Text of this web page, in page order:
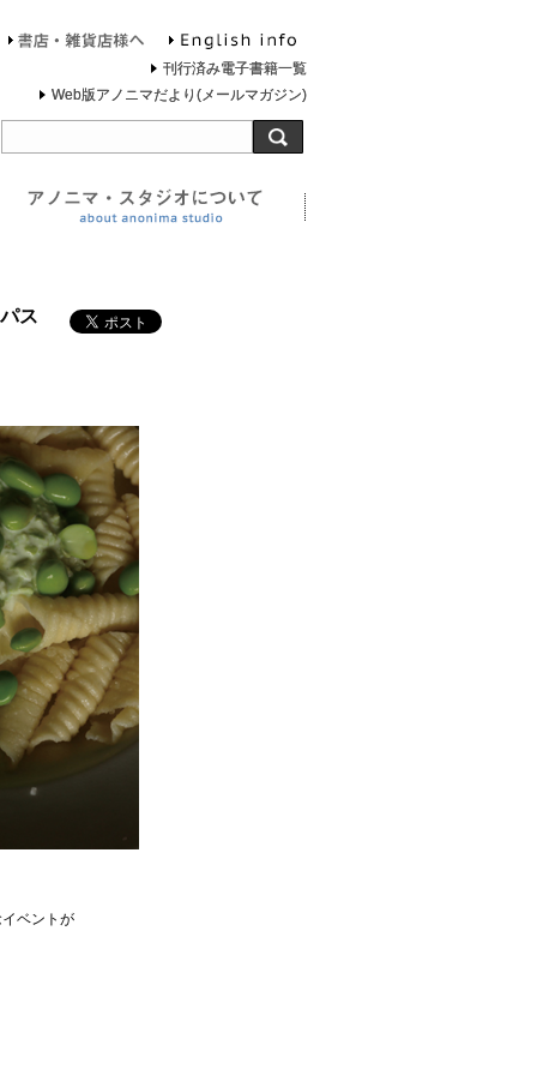
る灯台について
問合せ 書店・雑貨店様へ
刊行済み電子書籍一覧
Web版アノニマだより(メールマガジン)
ス
ベントが